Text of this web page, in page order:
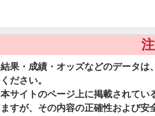
結果・成績・オッズなどのデータは
ください。
本サイトのページ上に掲載されてい
ますが、その内容の正確性および